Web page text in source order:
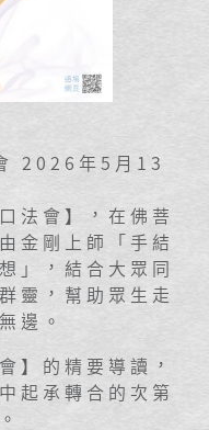
2026年5月13
法會】，在佛菩
金剛上師「手結
」，結合大眾同
靈，幫助眾生走
邊。
】的精要導讀，
起承轉合的次第